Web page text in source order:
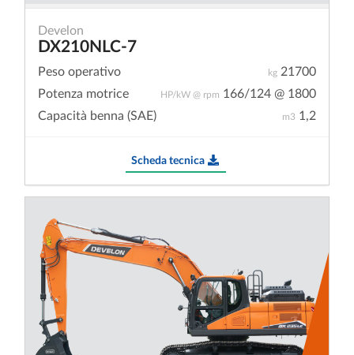
Develon
DX210NLC-7
kg 21700
Peso operativo
HP/kW @ rpm 166/124 @ 1800
Potenza motrice
m3 1,2
Capacità benna (SAE)
Scheda tecnica